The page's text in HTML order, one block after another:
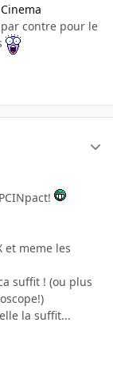
contre pour le
et meme les
suffit ! (ou plus
la suffit...